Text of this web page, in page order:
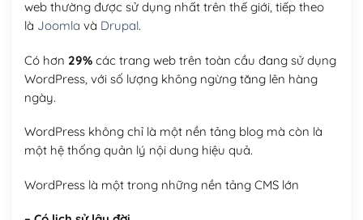
web thường được sử dụng nhất trên thế giới, tiếp theo
là Joomla và Drupal.
Có hơn 29%các trang web trên toàn cầu đang sử dụng
WordPress, với số lượng không ngừng tăng lên hàng
ngày.
WordPress không chỉ là một nền tảng blog mà còn là
một hệ thống quản lý nội dung hiệu quả.
WordPress là một trong những nền tảng CMS lớn